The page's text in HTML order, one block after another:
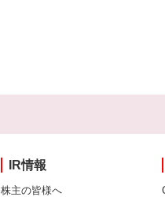
IR情報
株主の皆様へ